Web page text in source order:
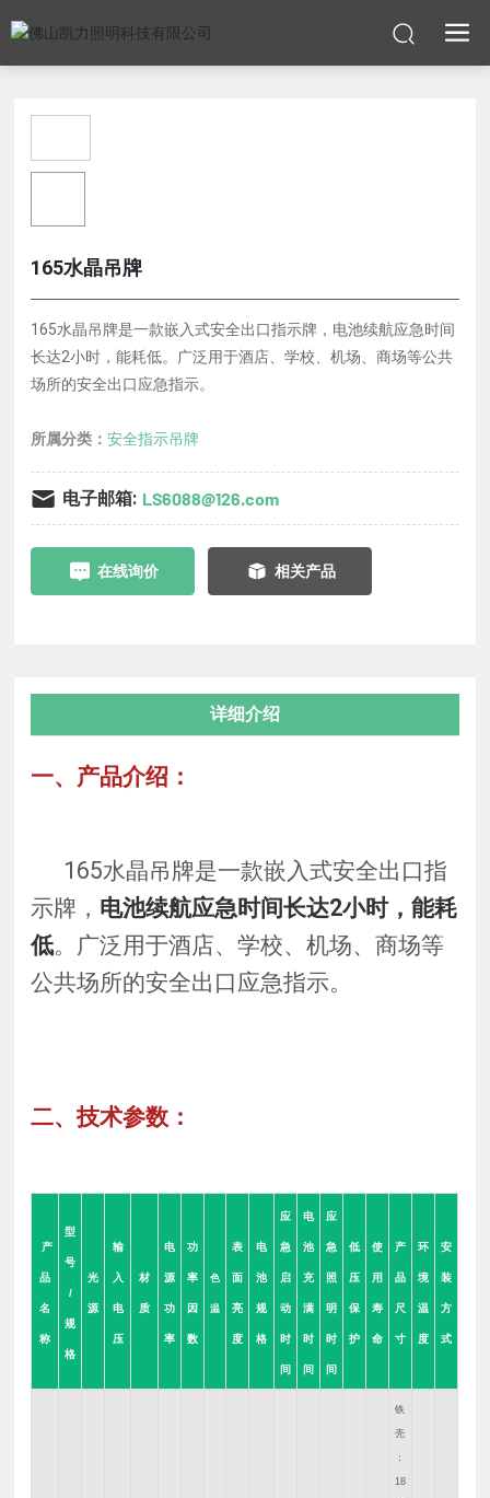
165水晶吊牌
165水晶吊牌是一款嵌入式安全出口指示牌，电池续航应急时间
长达2小时，能耗低。广泛用于酒店、学校、机场、商场等公共
场所的安全出口应急指示。
所属分类：安全指示吊牌
电子邮箱: LS6088@126.com
在线询价 相关产品
详细介绍
一、产品介绍：
165水晶吊牌是一款嵌入式安全出口指
示牌， 电池续航应急时间长达2小时，能耗
低。广泛用于酒店、学校、机场、商场等
公共场所的安全出口应急指示。
二、技术参数：
产
品
名
称
型
号
/
规
格
光
源
输
入
电
压
材
质
电
源
功
率
功
率
因
数
色
温
表
面
亮
度
电
池
规
格
应
急
启
动
时
间
电
池
充
满
时
间
应
急
照
明
时
间
低
压
保
护
使
用
寿
命
产
品
尺
寸
环
境
温
度
安
装
方
式
铁
壳
：
18